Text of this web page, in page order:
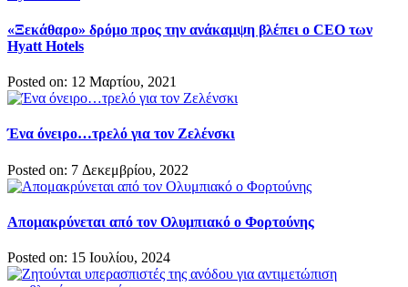
«Ξεκάθαρο» δρόμο προς την ανάκαμψη βλέπει ο CEO των
Hyatt Hotels
Posted on: 12 Μαρτίου, 2021
Ένα όνειρο…τρελό για τον Ζελένσκι
Posted on: 7 Δεκεμβρίου, 2022
Απομακρύνεται από τον Ολυμπιακό ο Φορτούνης
Posted on: 15 Ιουλίου, 2024